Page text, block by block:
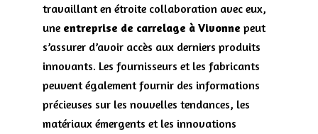
travaillant en étroite collaboration avec eux,
une entreprise de carrelage à Vivonne peut
s’assurer d’avoir accès aux derniers produits
innovants. Les fournisseurs et les fabricants
peuvent également fournir des informations
précieuses sur les nouvelles tendances, les
matériaux émergents et les innovations